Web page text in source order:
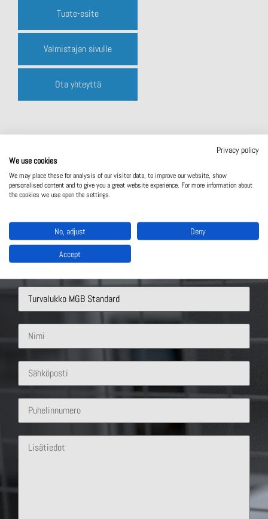
Tuote-esite
Valmistajan sivulle
Ota yhteyttä
Ota yhteyttä
Privacy policy
We use cookies
We may place these for analysis of our visitor data, to improve our website, show
personalised content and to give you a great website experience. For more information about
the cookies we use open the settings.
No, adjust Deny
Accept